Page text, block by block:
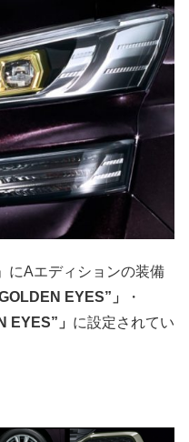
にAエディションの装備
EYES”」
・
EYES”」 に設定されてい